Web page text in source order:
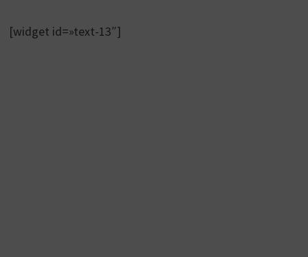
[widget id=»text-13″]